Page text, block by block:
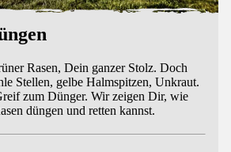
Rasen, Dein ganzer Stolz. Doch
Stellen, gelbe Halmspitzen, Unkraut.
zum Dünger. Wir zeigen Dir, wie
düngen und retten kannst.